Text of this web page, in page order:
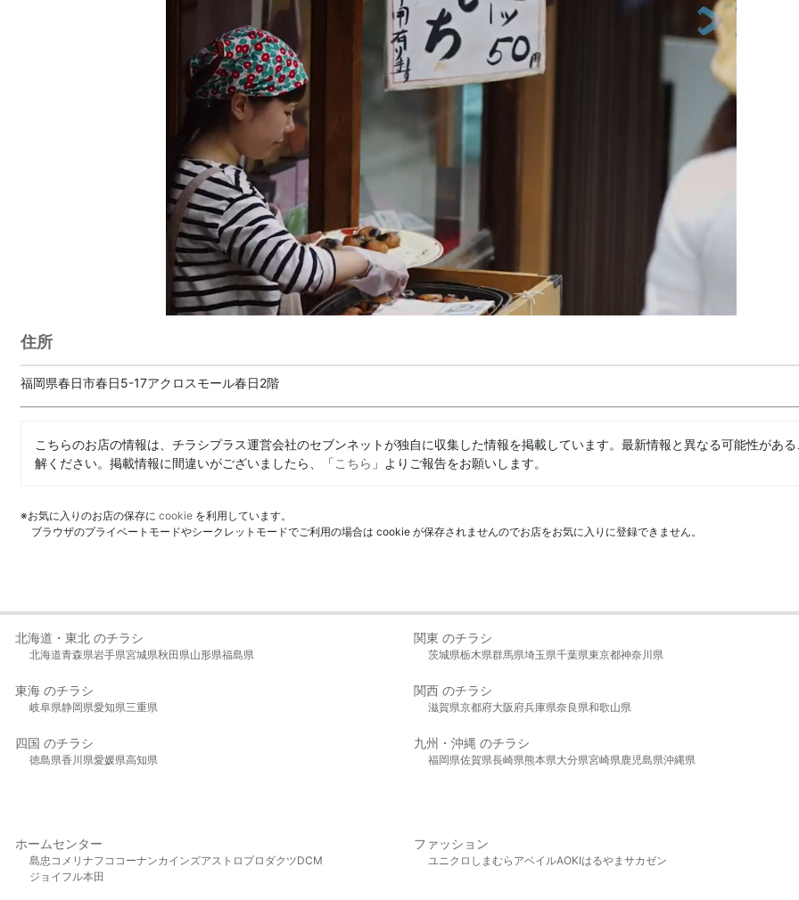
住所
福岡県春日市春日5-17アクロスモール春日2階
こちらのお店の情報は、チラシプラス運営会社のセブンネットが独自に収集した情報を掲載しています。最新情報と異なる可能性があ
解ください。掲載情報に間違いがございましたら、「こちら 」よりご報告をお願いします。
※お気に入りのお店の保存に cookie を利用しています。
ブラウザのプライベートモードやシークレットモードでご利用の場合は cookie が保存されませんのでお店をお気に入りに登録できません。
北海道・東北 のチラシ
北海道青森県岩手県宮城県秋田県山形県福島県
関東 のチラシ
茨城県栃木県群馬県埼玉県千葉県東京都神奈川県
東海 のチラシ
岐阜県静岡県愛知県三重県
関西 のチラシ
滋賀県京都府大阪府兵庫県奈良県和歌山県
四国 のチラシ
徳島県香川県愛媛県高知県
九州・沖縄 のチラシ
福岡県佐賀県長崎県熊本県大分県宮崎県鹿児島県沖縄県
ホームセンター
島忠 コメリ ナフコ コーナンカインズアストロプロダクツDCM
ジョイフル本田
ファッション
ユニクロ しまむら アベイルAOKIはるやま サカゼン